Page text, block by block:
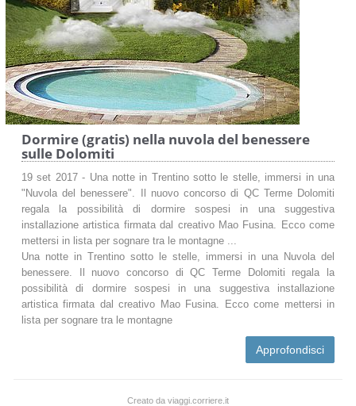
Dormire (gratis) nella nuvola del benessere
sulle Dolomiti
19 set 2017 - Una notte in Trentino sotto le stelle, immersi in una
"Nuvola del benessere". Il nuovo concorso di QC Terme Dolomiti
regala la possibilità di dormire sospesi in una suggestiva
installazione artistica firmata dal creativo Mao Fusina. Ecco come
mettersi in lista per sognare tra le montagne ...
Una notte in Trentino sotto le stelle, immersi in una Nuvola del
benessere. Il nuovo concorso di QC Terme Dolomiti regala la
possibilità di dormire sospesi in una suggestiva installazione
artistica firmata dal creativo Mao Fusina. Ecco come mettersi in
lista per sognare tra le montagne
Approfondisci
Creato da viaggi.corriere.it